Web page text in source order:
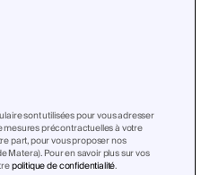
sont utilisées pour vous adresser
mesures précontractuelles à votre
part, pour vous proposer nos
Matera). Pour en savoir plus sur vos
politique de confidentialité.